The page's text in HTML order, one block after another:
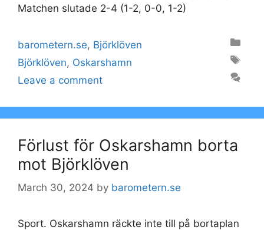
Matchen slutade 2-4 (1-2, 0-0, 1-2)
Categories
barometern.se, Björklöven
Tags
Björklöven, Oskarshamn
Leave a comment
Förlust för Oskarshamn borta
mot Björklöven
March 30, 2024 by barometern.se
Sport. Oskarshamn räckte inte till på bortaplan